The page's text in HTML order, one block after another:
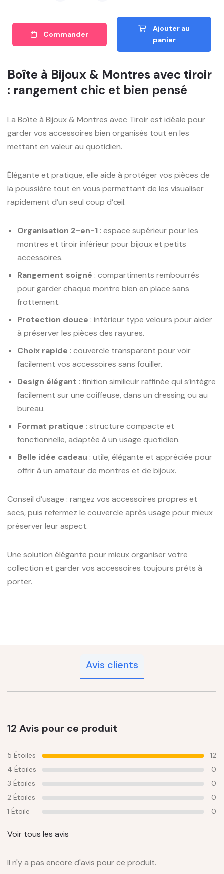
Commander
Ajouter au
panier
Boîte à Bijoux & Montres avec tiroir
: rangement chic et bien pensé
La Boîte à Bijoux & Montres avec Tiroir est idéale pour
garder vos accessoires bien organisés tout en les
mettant en valeur au quotidien.
Élégante et pratique, elle aide à protéger vos pièces de
la poussière tout en vous permettant de les visualiser
rapidement d’un seul coup d’œil.
Organisation 2-en-1 : espace supérieur pour les
montres et tiroir inférieur pour bijoux et petits
accessoires.
Rangement soigné : compartiments rembourrés
pour garder chaque montre bien en place sans
frottement.
Protection douce : intérieur type velours pour aider
à préserver les pièces des rayures.
Choix rapide : couvercle transparent pour voir
facilement vos accessoires sans fouiller.
Design élégant : finition similicuir raffinée qui s’intègre
facilement sur une coiffeuse, dans un dressing ou au
bureau.
Format pratique : structure compacte et
fonctionnelle, adaptée à un usage quotidien.
Belle idée cadeau : utile, élégante et appréciée pour
offrir à un amateur de montres et de bijoux.
Conseil d’usage : rangez vos accessoires propres et
secs, puis refermez le couvercle après usage pour mieux
préserver leur aspect.
Une solution élégante pour mieux organiser votre
collection et garder vos accessoires toujours prêts à
porter.
Avis clients
12 Avis pour ce produit
5 Étoiles
12
4 Étoiles
0
3 Étoiles
0
2 Étoiles
0
1 Étoile
0
Voir tous les avis
Il n'y a pas encore d'avis pour ce produit.